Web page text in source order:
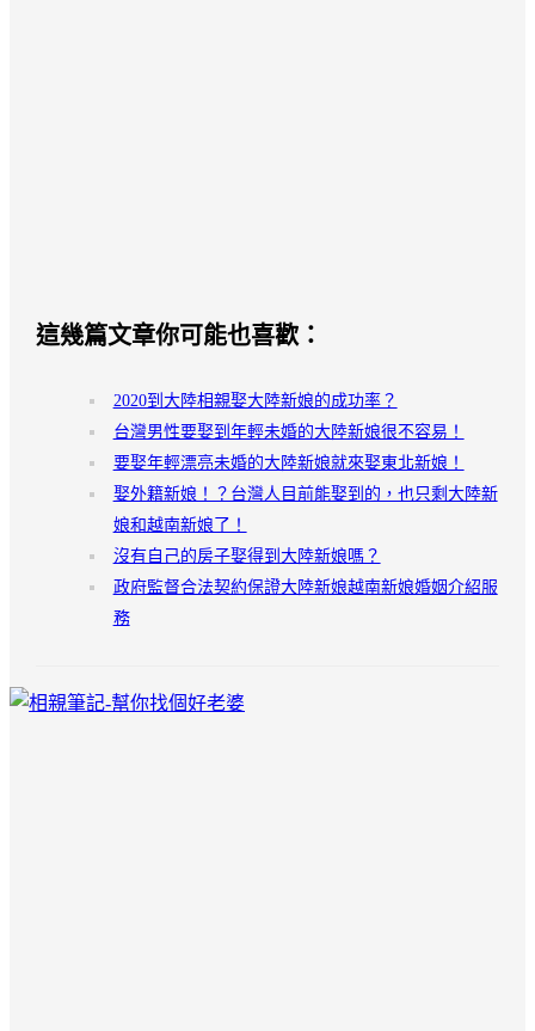
這幾篇文章你可能也喜歡：
2020到大陸相親娶大陸新娘的成功率？
台灣男性要娶到年輕未婚的大陸新娘很不容易！
要娶年輕漂亮未婚的大陸新娘就來娶東北新娘！
娶外籍新娘！？台灣人目前能娶到的，也只剩大陸新
娘和越南新娘了！
沒有自己的房子娶得到大陸新娘嗎？
政府監督合法契約保證大陸新娘越南新娘婚姻介紹服
務